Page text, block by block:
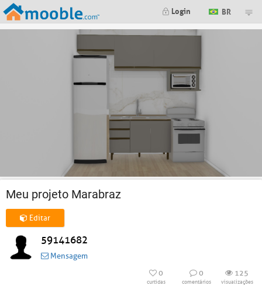
Login BR
Meu projeto Marabraz
Editar
59141682
Mensagem
0
curtidas
0
comentários
125
visualizações